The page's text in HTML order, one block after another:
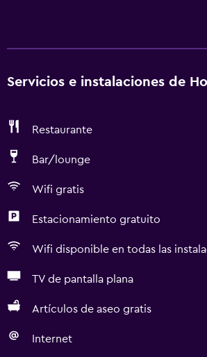
Servicios e instalaciones de
Restaurante
Bar/lounge
Wifi gratis
Estacionamiento gratuito
Wifi disponible en todas las
TV de pantalla plana
Artículos de aseo gratis
Internet